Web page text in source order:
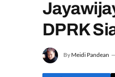
DPRK
By Meidi Pandean